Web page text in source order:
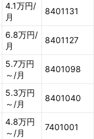
4.1万円/
月
8401131
6.8万円/
月
8401127
5.7万円
～/月
8401098
5.3万円
～/月
8401040
4.8万円
～/月
7401001